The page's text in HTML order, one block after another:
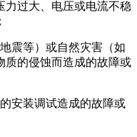
力过大、电压或电流不稳
震等）或自然灾害（如
质的侵蚀而造成的故障或
安装调试造成的故障或